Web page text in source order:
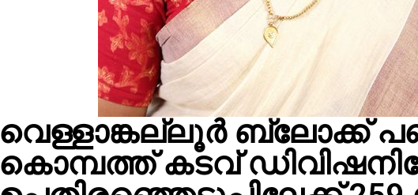
വെള്ളാങ്കല്ലൂർ ബ്ലോക്ക്
കൊമ്പത്ത് കടവ്